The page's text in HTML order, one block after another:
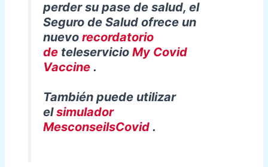
perder su pase de salud, el
Seguro de Salud ofrece un
nuevo recordatorio
deteleservicio My Covid
Vaccine.
También puede utilizar
elsimulador
MesconseilsCovid.